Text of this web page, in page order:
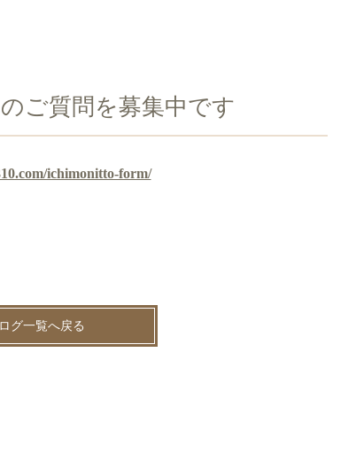
ご質問を募集中です
ichimonitto-form/
グ一覧へ戻る